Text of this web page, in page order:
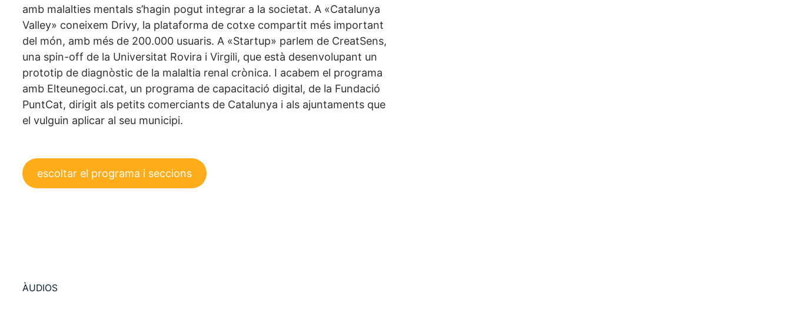
amb malalties mentals s’hagin pogut integrar a la societat. A «Catalunya
Valley» coneixem Drivy, la plataforma de cotxe compartit més important
del món, amb més de 200.000 usuaris. A «Startup» parlem de CreatSens,
una spin-off de la Universitat Rovira i Virgili, que està desenvolupant un
prototip de diagnòstic de la malaltia renal crònica. I acabem el programa
amb Elteunegoci.cat, un programa de capacitació digital, de la Fundació
PuntCat, dirigit als petits comerciants de Catalunya i als ajuntaments que
el vulguin aplicar al seu municipi.
escoltar el programa i seccions
ÀUDIOS